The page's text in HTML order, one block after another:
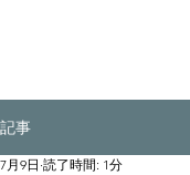
記事
7月9日 読了時間: 1分